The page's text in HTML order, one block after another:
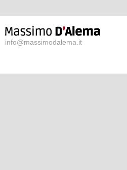
info@massimodalema.it